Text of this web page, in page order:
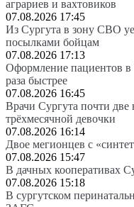
аграриев и вахтовиков
07.08.2026 17:45
Из Сургута в зону СВО
посылками бойцам
07.08.2026 17:13
Оформление пациентов в
раза быстрее
07.08.2026 16:45
Врачи Сургута почти две
трёхмесячной девочки
07.08.2026 16:14
Двое мегионцев с
07.08.2026 15:47
В дачных кооперативах
07.08.2026 15:18
В сургутском